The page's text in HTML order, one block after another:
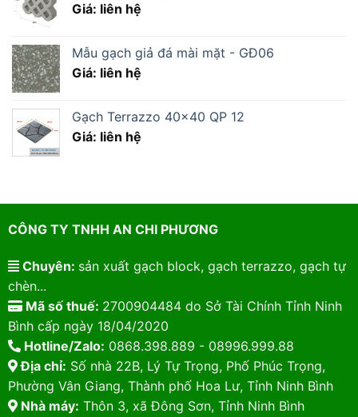
Giá: liên hệ
Mẫu gạch giả đá mài mặt - GĐ06
Giá: liên hệ
Gạch Terrazzo 40×40 QP 12
Giá: liên hệ
CÔNG TY TNHH AN CHI PHƯƠNG
Chuyên: sản xuất gạch block, gạch terrazzo, gạch tự
chèn...
Mã số thuế: 2700904484 do Sở Tài Chính Tỉnh Ninh
Bình cấp ngày 18/04/2020
Hotline/Zalo: 0868.398.889 - 08996.999.88
Địa chỉ: Số nhà 22B, Lý Tự Trọng, Phố Phúc Trọng,
Phường Vân Giang, Thành phố Hoa Lư, Tỉnh Ninh Bình
Nhà máy: Thôn 3, xã Đông Sơn, Tỉnh Ninh Bình